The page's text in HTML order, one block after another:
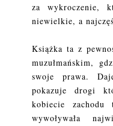
za wykroczenie,
niewielkie, a
Książka ta z
muzułmańskim,
swoje prawa.
pokazuje drogi
kobiecie
wywoływała